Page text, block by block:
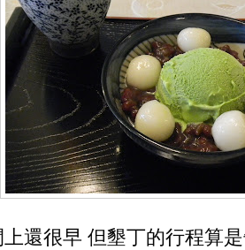
上還很早 但墾丁的行程算